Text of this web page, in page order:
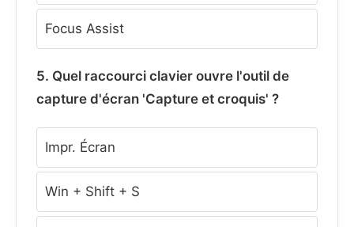
Focus Assist
5. Quel raccourci clavier ouvre l'outil de
capture d'écran 'Capture et croquis' ?
Impr. Écran
Win + Shift + S